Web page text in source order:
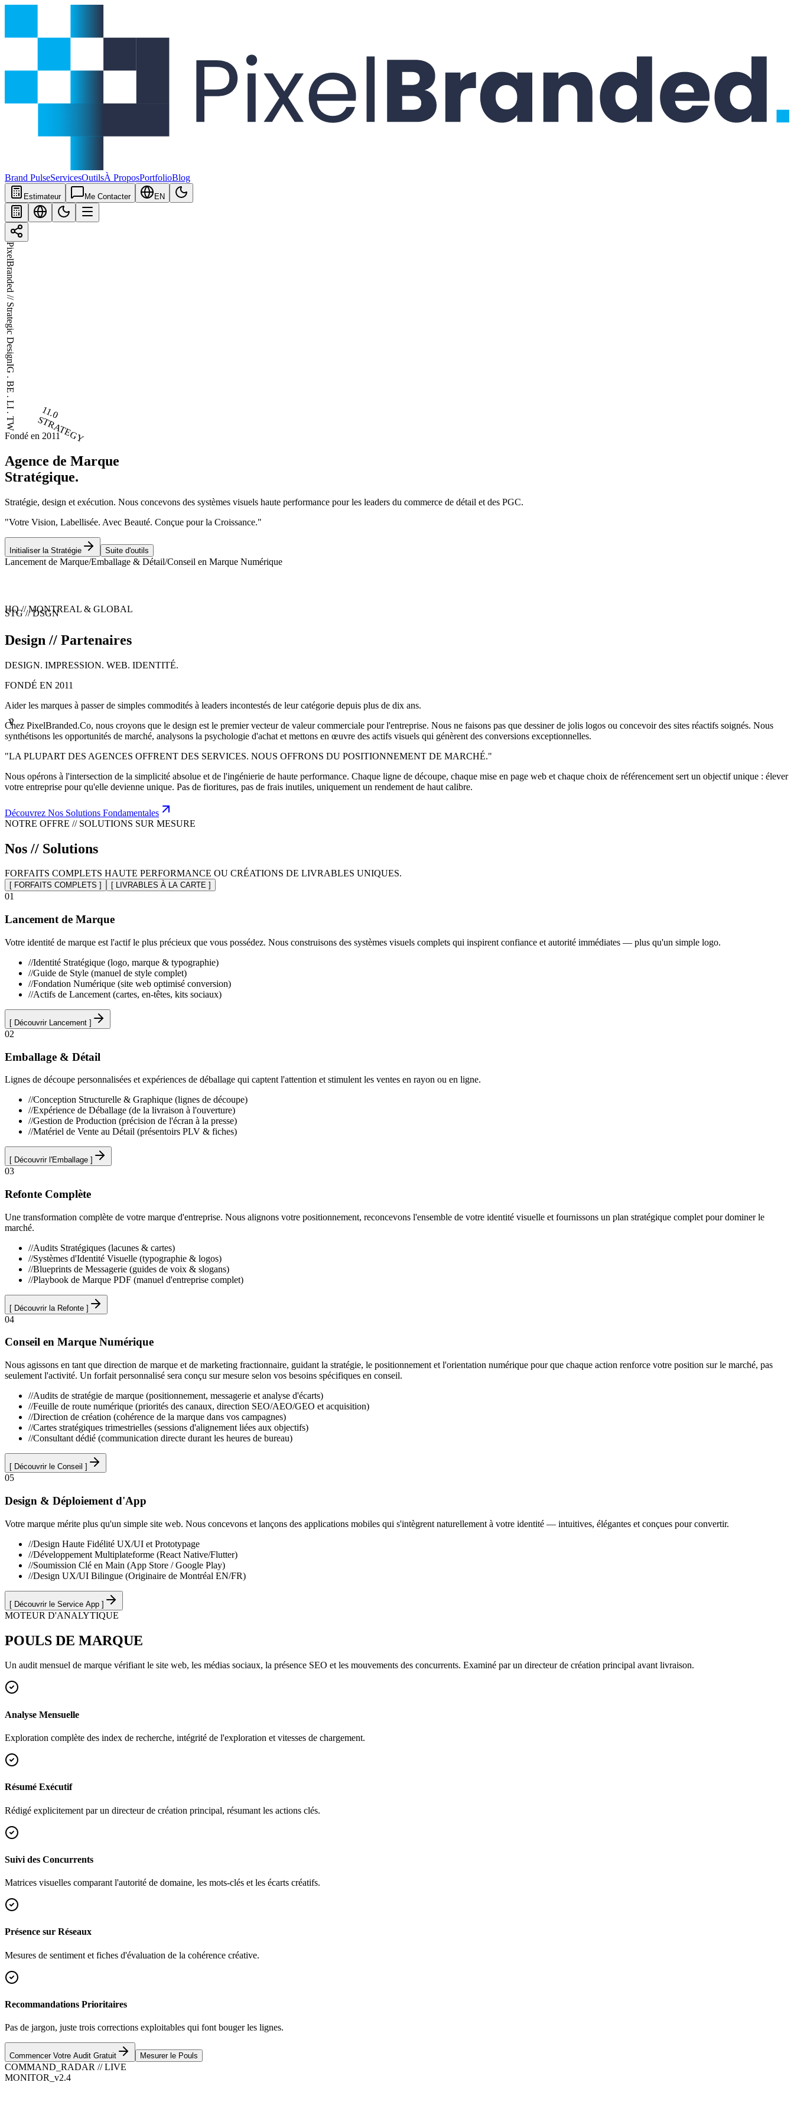
Brand PulseServicesOutilsÀ ProposPortfolioBlog
Estimateur Me Contacter EN
PixelBranded // Strategic Design
IG . BE . LI . TW
Fondé en 2011
Agence de Marque
Stratégique.
Stratégie, design et exécution. Nous concevons des systèmes visuels haute performance pour les leaders du commerce de détail et des PGC.
"Votre Vision, Labellisée. Avec Beauté. Conçue pour la Croissance."
Initialiser la Stratégie Suite d'outils
Lancement de Marque/Emballage & Détail/Conseil en Marque Numérique
11.0
STRATEGY
HQ // MONTREAL & GLOBAL
STG // DSGN
Design // Partenaires
DESIGN. IMPRESSION. WEB. IDENTITÉ.
FONDÉ EN 2011
Aider les marques à passer de simples commodités à leaders incontestés de leur catégorie depuis plus de dix ans.
Chez PixelBranded.Co, nous croyons que le design est le premier vecteur de valeur commerciale pour l'entreprise. Nous ne faisons pas que dessiner de jolis logos ou concevoir des sites réactifs soignés. Nous
synthétisons les opportunités de marché, analysons la psychologie d'achat et mettons en œuvre des actifs visuels qui génèrent des conversions exceptionnelles.
"LA PLUPART DES AGENCES OFFRENT DES SERVICES. NOUS OFFRONS DU POSITIONNEMENT DE MARCHÉ."
Nous opérons à l'intersection de la simplicité absolue et de l'ingénierie de haute performance. Chaque ligne de découpe, chaque mise en page web et chaque choix de référencement sert un objectif unique : élever
votre entreprise pour qu'elle devienne unique. Pas de fioritures, pas de frais inutiles, uniquement un rendement de haut calibre.
Découvrez Nos Solutions Fondamentales
NOTRE OFFRE // SOLUTIONS SUR MESURE
Nos // Solutions
FORFAITS COMPLETS HAUTE PERFORMANCE OU CRÉATIONS DE LIVRABLES UNIQUES.
[ FORFAITS COMPLETS ] [ LIVRABLES À LA CARTE ]
01
Lancement de Marque
Votre identité de marque est l'actif le plus précieux que vous possédez. Nous construisons des systèmes visuels complets qui inspirent confiance et autorité immédiates — plus qu'un simple logo.
//Identité Stratégique (logo, marque & typographie)
//Guide de Style (manuel de style complet)
//Fondation Numérique (site web optimisé conversion)
//Actifs de Lancement (cartes, en-têtes, kits sociaux)
[ Découvrir Lancement ]
02
Emballage & Détail
Lignes de découpe personnalisées et expériences de déballage qui captent l'attention et stimulent les ventes en rayon ou en ligne.
//Conception Structurelle & Graphique (lignes de découpe)
//Expérience de Déballage (de la livraison à l'ouverture)
//Gestion de Production (précision de l'écran à la presse)
//Matériel de Vente au Détail (présentoirs PLV & fiches)
[ Découvrir l'Emballage ]
03
Refonte Complète
Une transformation complète de votre marque d'entreprise. Nous alignons votre positionnement, reconcevons l'ensemble de votre identité visuelle et fournissons un plan stratégique complet pour dominer le
marché.
//Audits Stratégiques (lacunes & cartes)
//Systèmes d'Identité Visuelle (typographie & logos)
//Blueprints de Messagerie (guides de voix & slogans)
//Playbook de Marque PDF (manuel d'entreprise complet)
[ Découvrir la Refonte ]
04
Conseil en Marque Numérique
Nous agissons en tant que direction de marque et de marketing fractionnaire, guidant la stratégie, le positionnement et l'orientation numérique pour que chaque action renforce votre position sur le marché, pas
seulement l'activité. Un forfait personnalisé sera conçu sur mesure selon vos besoins spécifiques en conseil.
//Audits de stratégie de marque (positionnement, messagerie et analyse d'écarts)
//Feuille de route numérique (priorités des canaux, direction SEO/AEO/GEO et acquisition)
//Direction de création (cohérence de la marque dans vos campagnes)
//Cartes stratégiques trimestrielles (sessions d'alignement liées aux objectifs)
//Consultant dédié (communication directe durant les heures de bureau)
[ Découvrir le Conseil ]
05
Design & Déploiement d'App
Votre marque mérite plus qu'un simple site web. Nous concevons et lançons des applications mobiles qui s'intègrent naturellement à votre identité — intuitives, élégantes et conçues pour convertir.
//Design Haute Fidélité UX/UI et Prototypage
//Développement Multiplateforme (React Native/Flutter)
//Soumission Clé en Main (App Store / Google Play)
//Design UX/UI Bilingue (Originaire de Montréal EN/FR)
[ Découvrir le Service App ]
MOTEUR D'ANALYTIQUE
POULS DE MARQUE
Un audit mensuel de marque vérifiant le site web, les médias sociaux, la présence SEO et les mouvements des concurrents. Examiné par un directeur de création principal avant livraison.
Analyse Mensuelle
Exploration complète des index de recherche, intégrité de l'exploration et vitesses de chargement.
Résumé Exécutif
Rédigé explicitement par un directeur de création principal, résumant les actions clés.
Suivi des Concurrents
Matrices visuelles comparant l'autorité de domaine, les mots-clés et les écarts créatifs.
Présence sur Réseaux
Mesures de sentiment et fiches d'évaluation de la cohérence créative.
Recommandations Prioritaires
Pas de jargon, juste trois corrections exploitables qui font bouger les lignes.
Commencer Votre Audit Gratuit Mesurer le Pouls
COMMAND_RADAR // LIVE
MONITOR_v2.4